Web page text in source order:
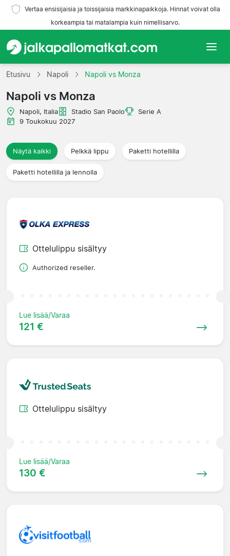
Vertaa ensisijaisia ja toissijaisia markkinapaikkoja. Hinnat voivat olla
korkeampia tai matalampia kuin nimellisarvo.
Etusivu
Joukkueet
Liigat
Matkatoimistoja
Etusivu Napoli Napoli vs Monza
Napoli vs Monza
Napoli, Italia Stadio San Paolo
Serie A
9 Toukokuu 2027
Näytä kaikki Pelkkä lippu Paketti hotellilla
Paketti hotellilla ja lennolla
Ottelulippu sisältyy
Authorized reseller.
Lue lisää/Varaa
121 €
Ottelulippu sisältyy
Lue lisää/Varaa
130 €